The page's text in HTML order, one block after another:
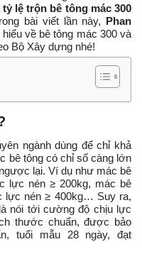
tỷ lệ trộn bê tông mác 300
bài viết lần này, Phan
về bê tông mác 300 và
Bộ Xây dựng nhé!
ngành dùng để chỉ khả
bê tông có chỉ số càng lớn
lại. Ví dụ như mác bê
lực nén ≥ 200kg, mác bê
lực nén ≥ 400kg… Suy ra,
nói tới cường độ chịu lực
thước chuẩn, được bảo
tuổi mẫu 28 ngày, đạt